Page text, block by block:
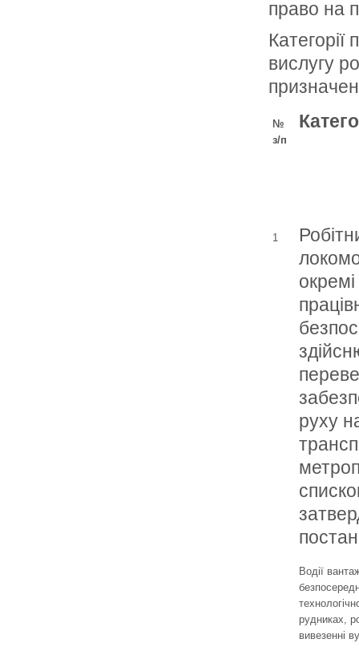
право на
Категорії
вислугу
№
з/п
1
окремі
руху
Водії
рудниках,
вивезенні